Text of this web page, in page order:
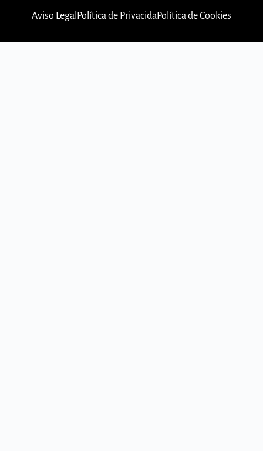
Aviso Legal Política de PrivacidaPolítica de Cookies